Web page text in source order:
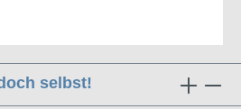
selbst!